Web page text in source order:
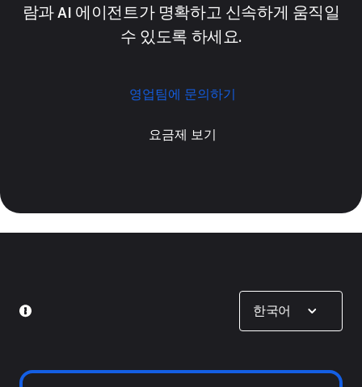
람과 AI 에이전트가 명확하고 신속하게 움직일
수 있도록 하세요.
영업팀에 문의하기
요금제 보기
한국어
Show options